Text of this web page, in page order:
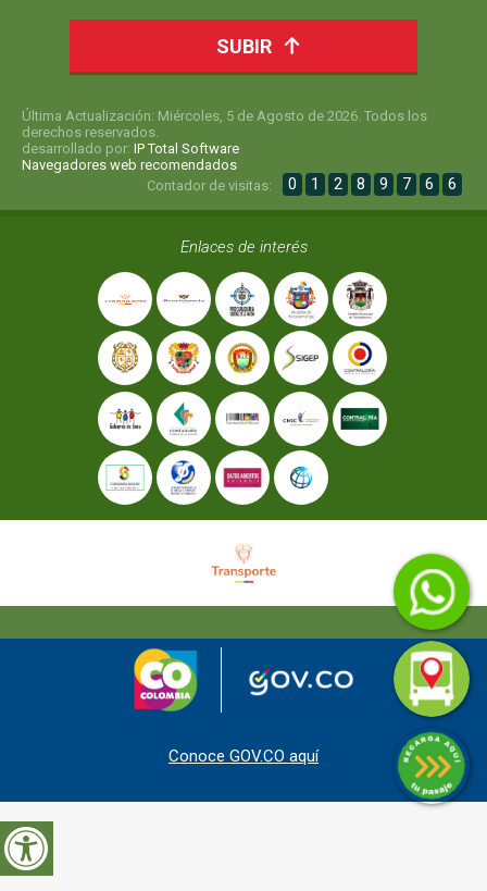
SUBIR
Última Actualización: Miércoles, 5 de Agosto de 2026. Todos los
derechos reservados.
desarrollado por: IP Total Software
Navegadores web recomendados
Contador de visitas:
0 1 2 8 9 7 6 6
Enlaces de interés
Conoce GOV.CO aquí